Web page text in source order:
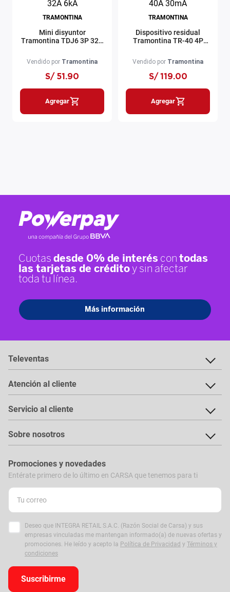
TRAMONTINA
Mini disyuntor
Tramontina TDJ6 3P 32A
Vendido por Tramontina
S/ 51 .90
Agregar
TRAMONTINA
Dispositivo residual
Tramontina TR-40 4P
Vendido por Tramontina
S/ 119.00
Agregar
Televentas
Atención al cliente
Servicio al cliente
Sobre nosotros
Promociones y novedades
Entérate primero de lo último en CARSA que tenemos para ti
Deseo que INTEGRA RETAIL S.A.C. (Razón Social de Carsa) y sus
empresas vinculadas me mantengan informado(a) de nuevas ofertas y
promociones. He leído y acepto la Política de Privacidad y Términos y
condiciones
Suscribirme